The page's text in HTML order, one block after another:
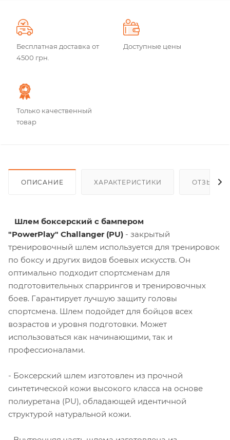
Бесплатная доставка от
4500 грн.
Доступные цены
Только качественный
товар
ОПИСАНИЕ ХАРАКТЕРИСТИКИ ОТЗЫВЫ
Шлем боксерский с бампером
"PowerPlay" Challanger (PU) - закрытый
тренировочный шлем используется для тренировок
по боксу и других видов боевых искусств. Он
оптимально подходит спортсменам для
подготовительных спаррингов и тренировочных
боев. Гарантирует лучшую защиту головы
спортсмена. Шлем подойдет для бойцов всех
возрастов и уровня подготовки. Может
использоваться как начинающими, так и
профессионалами.
- Боксерский шлем изготовлен из прочной
синтетической кожи высокого класса на основе
полиуретана (PU), обладающей идентичной
структурой натуральной кожи.